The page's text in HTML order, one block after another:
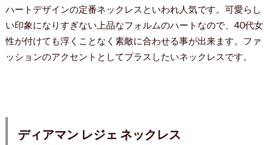
ハートデザインの定番ネックレスといわれ人気です。可愛らし
い印象になりすぎない上品なフォルムのハートなので、40代女
性が付けても浮くことなく素敵に合わせる事が出来ます。ファ
ッションのアクセントとしてプラスしたいネックレスです。
ディアマン レジェ ネックレス